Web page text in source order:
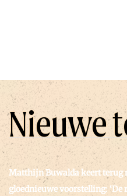
Nieuwe
Matthijn Buwalda keert terug
gloednieuwe voorstelling: ‘De